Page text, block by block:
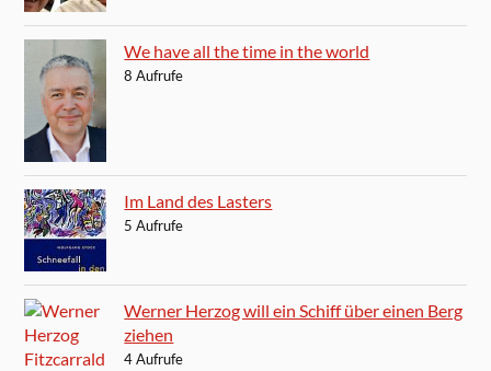
We have all the time in the world
8 Aufrufe
Im Land des Lasters
5 Aufrufe
Werner Herzog will ein Schiff über einen Berg
ziehen
4 Aufrufe